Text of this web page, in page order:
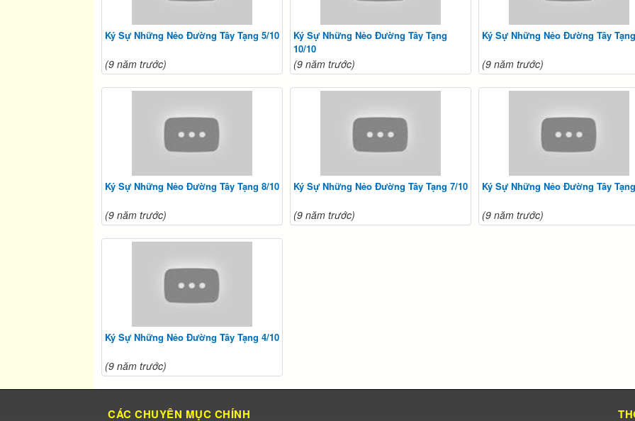
Ký Sự Những Nẻo Đường Tây Tạng 5/10
(9 năm trước)
Ký Sự Những Nẻo Đường Tây Tạng
10/10
(9 năm trước)
Ký Sự Những Nẻo Đường Tây
(9 năm trước)
Ký Sự Những Nẻo Đường Tây Tạng 8/10
(9 năm trước)
Ký Sự Những Nẻo Đường Tây Tạng 7/10
(9 năm trước)
Ký Sự Những Nẻo Đường Tây
(9 năm trước)
Ký Sự Những Nẻo Đường Tây Tạng 4/10
(9 năm trước)
CÁC CHUYÊN MỤC CHÍNH